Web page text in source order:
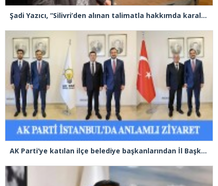
Şadi Yazıcı, “Silivri’den alınan talimatla hakkımda karalama kampanyası yürütülüyor”
AK Parti’ye katılan ilçe belediye başkanlarından İl Başkanı Özdemir’e ziyaret